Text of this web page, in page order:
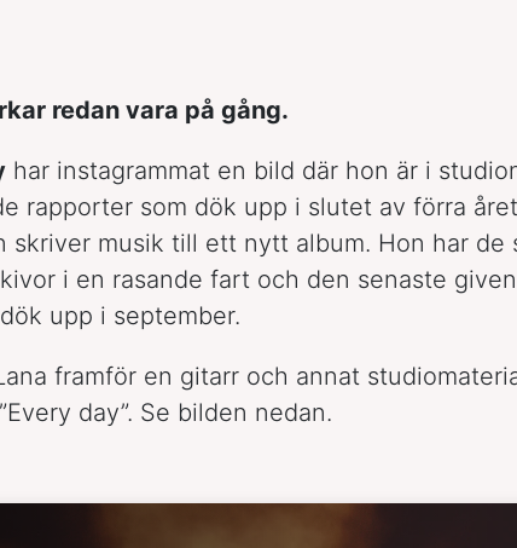
redan vara på gång.
har instagrammat en bild där hon är i
rapporter som dök upp i slutet av förra
skriver musik till ett nytt album. Hon har de
i en rasande fart och den senaste given
dök upp i september.
framför en gitarr och annat
day”. Se bilden nedan.